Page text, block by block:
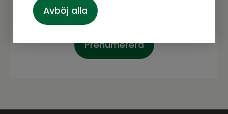
Avböj alla
Prenumerera